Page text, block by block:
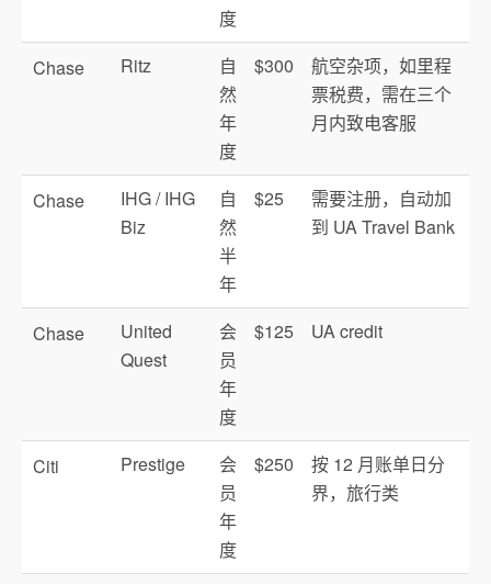
度
Chase Ritz
自
然
年
度
$300
航空杂项，如里程
票税费，需在三个
月内致电客服
Chase
IHG / IHG
Biz
自
然
半
年
$25
需要注册，自动加
到 UA Travel Bank
Chase
United
Quest
会
员
年
度
$125 UA credit
Citi Prestige
会
员
年
度
$250
按 12 月账单日分
界，旅行类